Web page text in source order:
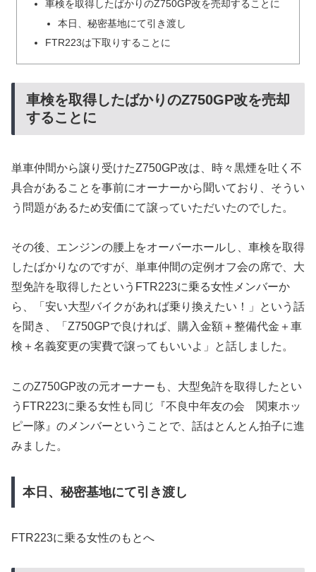
車検を取得したばかりのZ750GP改を売却することに
本日、秘密基地にて引き渡し
FTR223は下取りすることに
車検を取得したばかりのZ750GP改を売却
することに
単車仲間から譲り受けたZ750GP改は、時々黒煙を吐く不
具合があることを事前にオーナーから聞いており、そうい
う問題があるため安価にて譲っていただいたのでした。
その後、エンジンの腰上をオーバーホールし、車検を取得
したばかりなのですが、単車仲間の定例オフ会の席で、大
型免許を取得したというFTR223に乗る女性メンバーか
ら、「安い大型バイクがあれば乗り換えたい！」という話
を聞き、「Z750GPで良ければ、購入金額＋整備代金＋車
検＋名義変更の実費で譲ってもいいよ」と話しました。
このZ750GP改の元オーナーも、大型免許を取得したとい
うFTR223に乗る女性も同じ『不良中年友の会 関東ホッ
ピー隊』のメンバーということで、話はとんとん拍子に進
みました。
本日、秘密基地にて引き渡し
FTR223に乗る女性のもとへ